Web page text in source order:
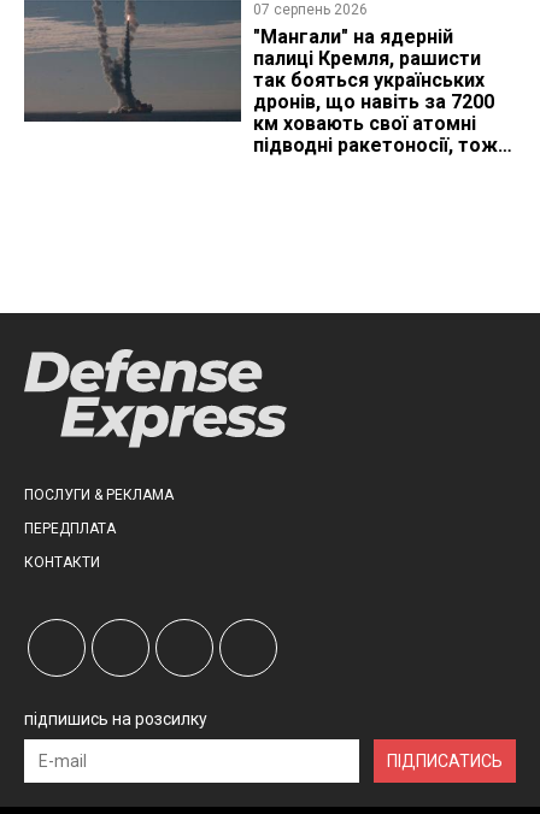
07 серпень 2026
"Мангали" на ядерній
палиці Кремля, рашисти
так бояться українських
дронів, що навіть за 7200
км ховають свої атомні
підводні ракетоносії, тож
ПОСЛУГИ & РЕКЛАМА
ПЕРЕДПЛАТА
КОНТАКТИ
підпишись на розсилку
ПІДПИСАТИСЬ